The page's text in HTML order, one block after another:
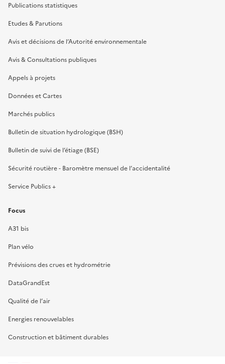
Publications statistiques
Etudes & Parutions
Avis et décisions de l’Autorité environnementale
Avis & Consultations publiques
Appels à projets
Données et Cartes
Marchés publics
Bulletin de situation hydrologique (BSH)
Bulletin de suivi de l’étiage (BSE)
Sécurité routière - Baromètre mensuel de l’accidentalité
Service Publics +
Focus
A31 bis
Plan vélo
Prévisions des crues et hydrométrie
DataGrandEst
Qualité de l’air
Energies renouvelables
Construction et bâtiment durables